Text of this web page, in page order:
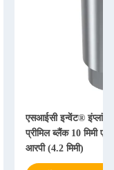
एसआईसी इन्वेंट® इंप्लांट
प्रीमिल ब्लैंक 10 मिमी
आरपी (4.2 मिमी)